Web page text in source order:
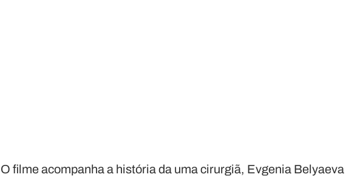
O filme acompanha a história da uma cirurgiã, Evgenia